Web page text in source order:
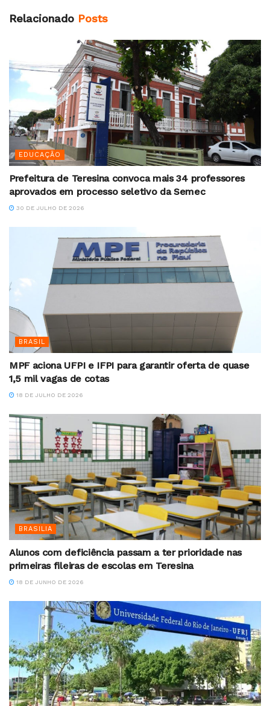
Relacionado Posts
EDUCAÇÃO
Prefeitura de Teresina convoca mais 34 professores
aprovados em processo seletivo da Semec
30 DE JULHO DE 2026
BRASIL
MPF aciona UFPI e IFPI para garantir oferta de quase
1,5 mil vagas de cotas
18 DE JULHO DE 2026
BRASILIA
Alunos com deficiência passam a ter prioridade nas
primeiras fileiras de escolas em Teresina
18 DE JUNHO DE 2026